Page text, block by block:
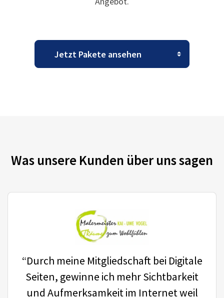
Was unsere Kunden über uns sagen
“Durch meine Mitgliedschaft bei Digitale
Seiten, gewinne ich mehr Sichtbarkeit
und Aufmerksamkeit im Internet weil